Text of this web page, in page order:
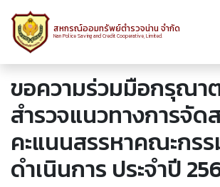
สหกรณ์ออมทรัพย์ตำรวจน่าน จำกัด
Nan Police Saving and Credit Cooperative, Limited.
ขอความร่วมมือกรุณา
สำรวจแนวทางการจั
คะแนนสรรหาคณะกร
ดำเนินการ ประจำปี